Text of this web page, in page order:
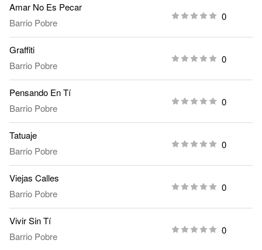
Amar No Es Pecar
Barrio Pobre
0
Graffiti
Barrio Pobre
0
Pensando En Tí
Barrio Pobre
0
Tatuaje
Barrio Pobre
0
Viejas Calles
Barrio Pobre
0
Vivir Sin Tí
Barrio Pobre
0